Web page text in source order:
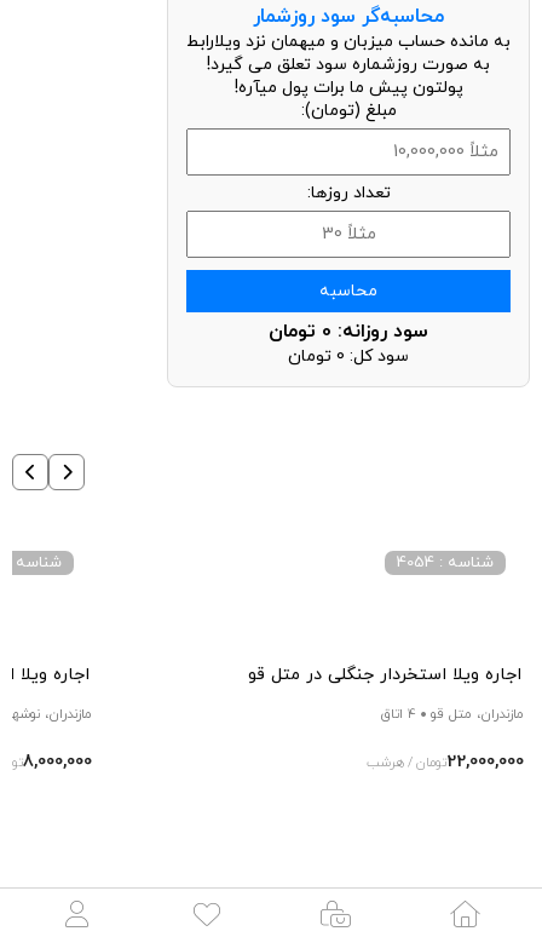
محاسبه‌گر سود روزشمار
به مانده حساب میزبان و میهمان نزد ویلارابط
به صورت روزشماره سود تعلق می گیرد!
پولتون پیش ما برات پول میآره!
مبلغ (تومان):
تعداد روزها:
محاسبه
سود روزانه: 0 تومان
سود کل: 0 تومان
اجاره ویلا استخردار جنگلی در متل قو
شناسه : 4054
مازندران، متل قو 4 اتاق
22,000,000تومان / هرشب
اجاره ویلا
شناسه : 2042
مازندران، نوشهر
8,000,000